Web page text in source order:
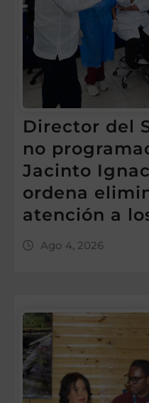
Director del
no
Jacinto
ordena
atención a
Ago 4, 2026